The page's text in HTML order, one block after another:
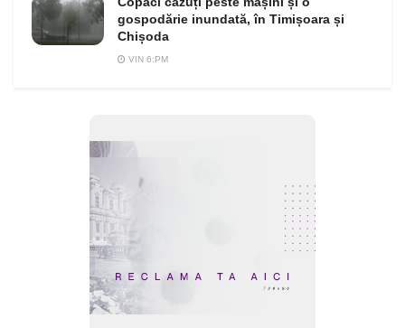
gospodărie inundată, în Timișoara și
Chișoda
VIN 6:PM